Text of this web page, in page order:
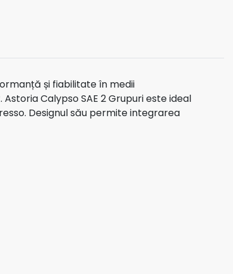
și fiabilitate în medii
Calypso SAE 2 Grupuri este ideal
Designul său permite integrarea